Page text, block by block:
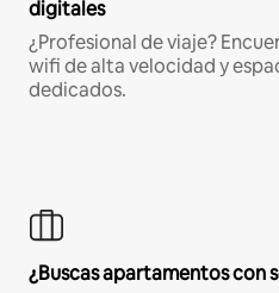
digitales
¿Profesional de viaje?
wifi de alta velocidad y
dedicados.
¿Buscas apartamentos con